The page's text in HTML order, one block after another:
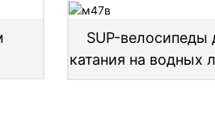
SUP-велосипеды
катания на водных